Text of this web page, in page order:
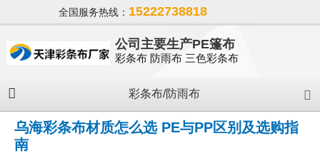
全国服务热线： 15222738818
公司主要生产PE篷布
彩条布 防雨布 三色彩条布
彩条布/防雨布
乌海彩条布材质怎么选 PE与PP区别及选购指
南